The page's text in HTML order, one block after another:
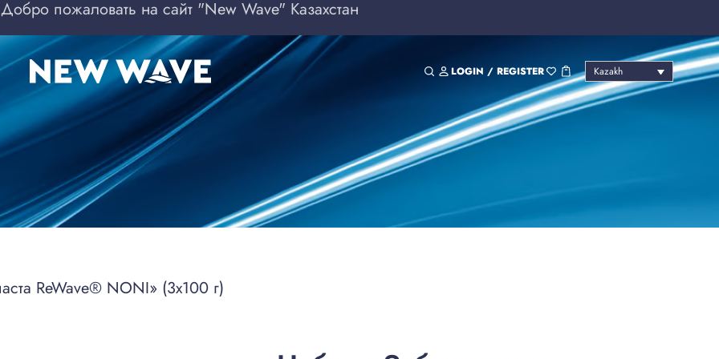
Добро пожаловать на сайт "New Wave" Казахстан
LOGIN / REGISTER Kazakh
ReWave® NONI» (3х100 г)